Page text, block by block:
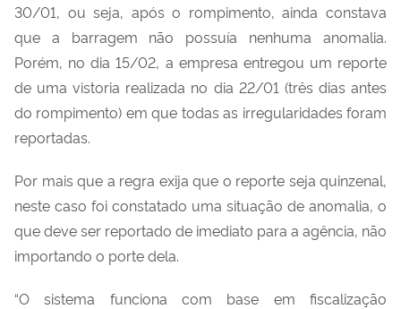
30/01, ou seja, após o rompimento, ainda constava
que a barragem não possuía nenhuma anomalia.
Porém, no dia 15/02, a empresa entregou um reporte
de uma vistoria realizada no dia 22/01 (três dias antes
do rompimento) em que todas as irregularidades foram
reportadas.
Por mais que a regra exija que o reporte seja quinzenal,
neste caso foi constatado uma situação de anomalia, o
que deve ser reportado de imediato para a agência, não
importando o porte dela.
“O sistema funciona com base em fiscalização